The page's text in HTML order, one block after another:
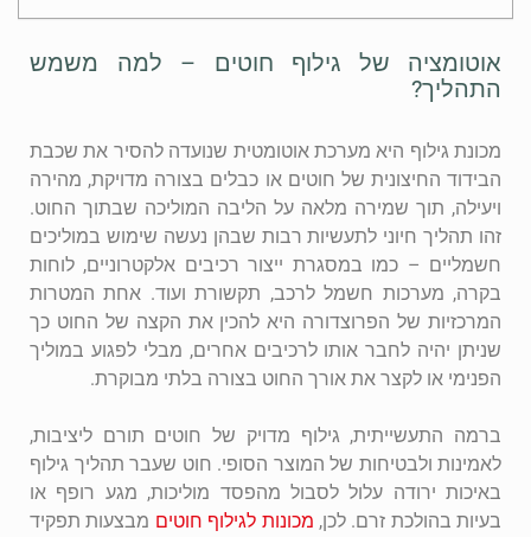
אוטומציה של גילוף חוטים – למה משמש
התהליך?
מכונת גילוף היא מערכת אוטומטית שנועדה להסיר את שכבת
הבידוד החיצונית של חוטים או כבלים בצורה מדויקת, מהירה
ויעילה, תוך שמירה מלאה על הליבה המוליכה שבתוך החוט.
זהו תהליך חיוני לתעשיות רבות שבהן נעשה שימוש במוליכים
חשמליים – כמו במסגרת ייצור רכיבים אלקטרוניים, לוחות
בקרה, מערכות חשמל לרכב, תקשורת ועוד. אחת המטרות
המרכזיות של הפרוצדורה היא להכין את הקצה של החוט כך
שניתן יהיה לחבר אותו לרכיבים אחרים, מבלי לפגוע במוליך
הפנימי או לקצר את אורך החוט בצורה בלתי מבוקרת.
ברמה התעשייתית, גילוף מדויק של חוטים תורם ליציבות,
לאמינות ולבטיחות של המוצר הסופי. חוט שעבר תהליך גילוף
באיכות ירודה עלול לסבול מהפסד מוליכות, מגע רופף או
בעיות בהולכת זרם. לכן, מכונות לגילוף חוטים מבצעות תפקיד